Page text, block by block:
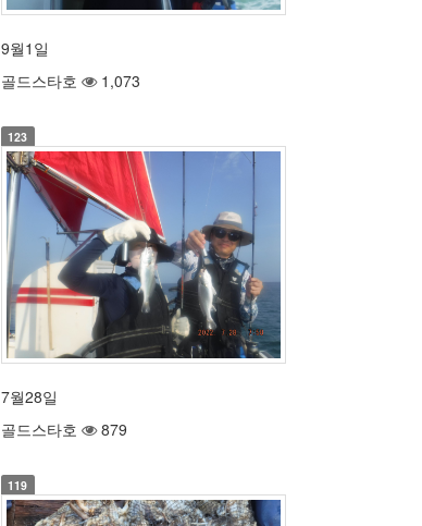
9월1일
골드스타호
1,073
123
7월28일
골드스타호
879
119